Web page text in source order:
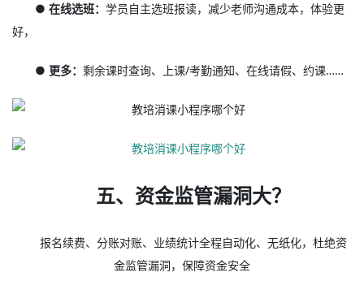
● 在线选班：学员自主选班报读，减少老师沟通成本，体验更
好，
● 更多：剩余课时查询、上课/考勤通知、在线请假、约课……
五、资金监管漏洞大？
报名续费、分账对账、业绩统计全程自动化、无纸化，杜绝资
金监管漏洞，保障资金安全